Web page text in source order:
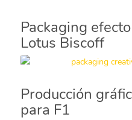
Packaging
Lotus Biscoff
Producción
para F1